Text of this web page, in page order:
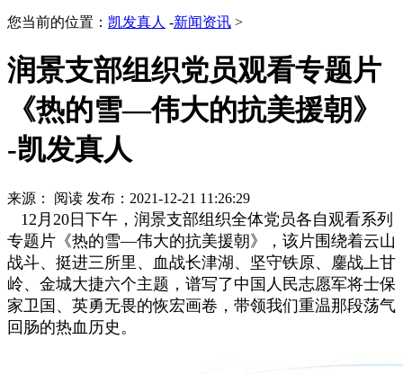
您当前的位置： 凯发真人 -新闻资讯 >
润景支部组织党员观看专题片
《热的雪—伟大的抗美援朝》
-凯发真人
来源： 阅读 发布：2021-12-21 11:26:29
12月20日下午，润景支部组织全体党员各自观看系列
专题片《热的雪—伟大的抗美援朝》，该片围绕着云山
战斗、挺进三所里、血战长津湖、坚守铁原、鏖战上甘
岭、金城大捷六个主题，谱写了中国人民志愿军将士保
家卫国、英勇无畏的恢宏画卷，带领我们重温那段荡气
回肠的热血历史。